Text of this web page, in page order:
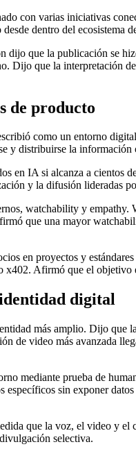
con varias iniciativas
dentro del ecosistema
que la publicación se
Dijo que la interpretación
de producto
como un entorno
distribuirse la
IA si alcanza a cientos
y la difusión lideradas
watchability y
que una mayor
en proyectos y
Afirmó que el
digital
más amplio. Dijo
de video más avanzada
mediante prueba de
sin exponer
que la voz, el video y
selectiva.